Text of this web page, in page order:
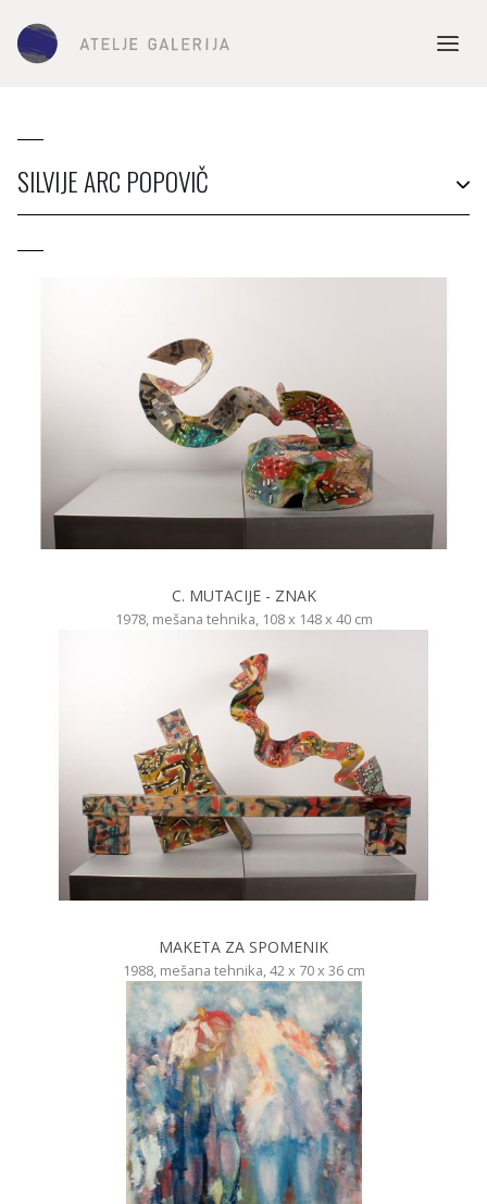
SILVIJE ARC POPOVIČ
C. MUTACIJE - ZNAK
1978, mešana tehnika, 108 x 148 x 40 cm
MAKETA ZA SPOMENIK
1988, mešana tehnika, 42 x 70 x 36 cm